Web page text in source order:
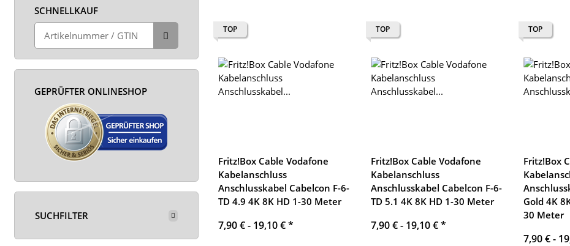
TOP
Fritz!Box Cable Vodafone
Kabelanschluss
Anschlusskabel Cabelcon F-6-
TD 4.9 4K 8K HD 1-30 Meter
7,90 € - 19,10 €*
TOP
Fritz!Box Cable Vodafone
Kabelanschluss
Anschlusskabel Cabelcon F-6-
TD 5.1 4K 8K HD 1-30 Meter
7,90 € - 19,10 €*
TOP
Fritz!Box
Gold 4K
30 Meter
7,90 € -
SCHNELLKAUF
GEPRÜFTER ONLINESHOP
SUCHFILTER